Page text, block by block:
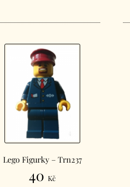
Lego Figurky – Trn237
40Kč